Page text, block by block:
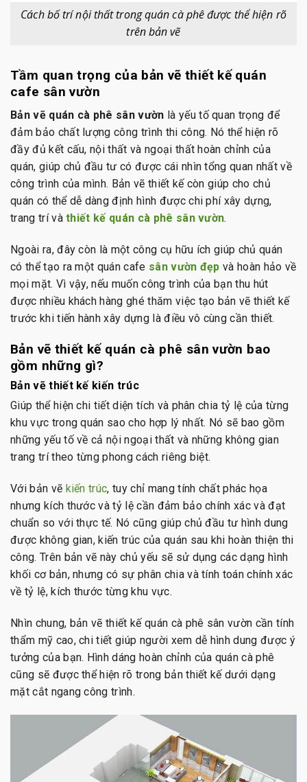
Cách bố trí nội thất trong quán cà phê được thể hiện rõ
trên bản vẽ
Tầm quan trọng của bản vẽ thiết kế quán
cafe sân vườn
Bản vẽ quán cà phê sân vườn là yếu tố quan trọng để
đảm bảo chất lượng công trình thi công. Nó thể hiện rõ
đầy đủ kết cấu, nội thất và ngoại thất hoàn chỉnh của
quán, giúp chủ đầu tư có được cái nhìn tổng quan nhất về
công trình của mình. Bản vẽ thiết kế còn giúp cho chủ
quán có thể dễ dàng định hình được chi phí xây dựng,
trang trí vàthiết kế quán cà phê sân vườn.
Ngoài ra, đây còn là một công cụ hữu ích giúp chủ quán
có thể tạo ra một quán cafe sân vườn đẹp và hoàn hảo về
mọi mặt. Vì vậy, nếu muốn công trình của bạn thu hút
được nhiều khách hàng ghé thăm việc tạo bản vẽ thiết kế
trước khi tiến hành xây dựng là điều vô cùng cần thiết.
Bản vẽ thiết kế quán cà phê sân vườn bao
gồm những gì?
Bản vẽ thiết kế kiến trúc
Giúp thể hiện chi tiết diện tích và phân chia tỷ lệ của từng
khu vực trong quán sao cho hợp lý nhất. Nó sẽ bao gồm
những yếu tố về cả nội ngoại thất và những không gian
trang trí theo từng phong cách riêng biệt.
Với bản vẽ kiến trúc, tuy chỉ mang tính chất phác họa
nhưng kích thước và tỷ lệ cần đảm bảo chính xác và đạt
chuẩn so với thực tế. Nó cũng giúp chủ đầu tư hình dung
được không gian, kiến trúc của quán sau khi hoàn thiện thi
công. Trên bản vẽ này chủ yếu sẽ sử dụng các dạng hình
khối cơ bản, nhưng có sự phân chia và tính toán chính xác
về tỷ lệ, kích thước từng khu vực.
Nhìn chung, bản vẽ thiết kế quán cà phê sân vườn cần tính
thẩm mỹ cao, chi tiết giúp người xem dễ hình dung được ý
tưởng của bạn. Hình dáng hoàn chỉnh của quán cà phê
cũng sẽ được thể hiện rõ trong bản thiết kế dưới dạng
mặt cắt ngang công trình.